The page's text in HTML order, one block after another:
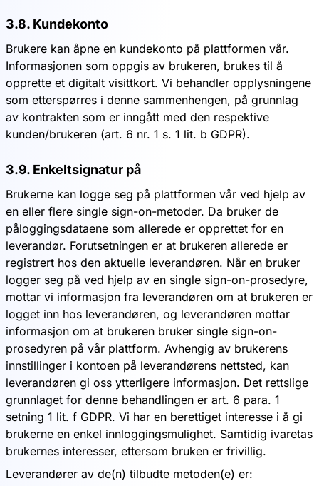
3.8. Kundekonto
Brukere kan åpne en kundekonto på plattformen vår.
Informasjonen som oppgis av brukeren, brukes til å
opprette et digitalt visittkort. Vi behandler opplysningene
som etterspørres i denne sammenhengen, på grunnlag
av kontrakten som er inngått med den respektive
kunden/brukeren (art. 6 nr. 1 s. 1 lit. b GDPR).
3.9. Enkeltsignatur på
Brukerne kan logge seg på plattformen vår ved hjelp av
en eller flere single sign-on-metoder. Da bruker de
påloggingsdataene som allerede er opprettet for en
leverandør. Forutsetningen er at brukeren allerede er
registrert hos den aktuelle leverandøren. Når en bruker
logger seg på ved hjelp av en single sign-on-prosedyre,
mottar vi informasjon fra leverandøren om at brukeren er
logget inn hos leverandøren, og leverandøren mottar
informasjon om at brukeren bruker single sign-on-
prosedyren på vår plattform. Avhengig av brukerens
innstillinger i kontoen på leverandørens nettsted, kan
leverandøren gi oss ytterligere informasjon. Det rettslige
grunnlaget for denne behandlingen er art. 6 para. 1
setning 1 lit. f GDPR. Vi har en berettiget interesse i å gi
brukerne en enkel innloggingsmulighet. Samtidig ivaretas
brukernes interesser, ettersom bruken er frivillig.
Leverandører av de(n) tilbudte metoden(e) er: